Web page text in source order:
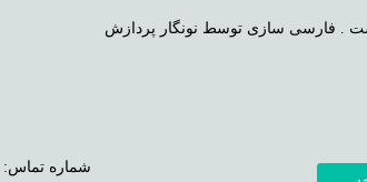
. فارسی سازی توسط نونگار پردازش
شماره تماس: ۰۹۱۲۱۹۵۴۲۸۴، ۰۲۱۶۶۶۴۲۵۸۷ اینستاگرام: paarsaa.print واتساپ ۰۹۱۲۱۹۵۴۲۸۴